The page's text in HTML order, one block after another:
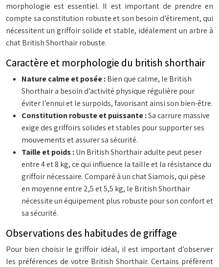
morphologie est essentiel. Il est important de prendre en
compte sa constitution robuste et son besoin d’étirement, qui
nécessitent un griffoir solide et stable, idéalement un arbre à
chat British Shorthair robuste.
Caractère et morphologie du british shorthair
Nature calme et posée :Bien que calme, le British
Shorthair a besoin d’activité physique régulière pour
éviter l’ennui et le surpoids, favorisant ainsi son bien-être.
Constitution robuste et puissante :Sa carrure massive
exige des griffoirs solides et stables pour supporter ses
mouvements et assurer sa sécurité.
Taille et poids :Un British Shorthair adulte peut peser
entre 4 et 8 kg, ce qui influence la taille et la résistance du
griffoir nécessaire. Comparé à un chat Siamois, qui pèse
en moyenne entre 2,5 et 5,5 kg, le British Shorthair
nécessite un équipement plus robuste pour son confort et
sa sécurité.
Observations des habitudes de griffage
Pour bien choisir le griffoir idéal, il est important d’observer
les préférences de votre British Shorthair. Certains préfèrent